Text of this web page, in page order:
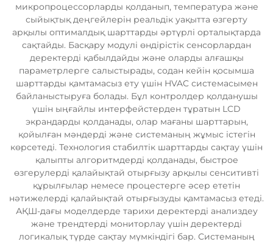
микропроцессорларды қолданып, температура және
сыйықтық деңгейлерін реальдік уақытта өзгерту
арқылы оптималдық шарттарды әртүрлі орталықтарда
сақтайды. Басқару модулі өндірістік сенсорлардан
деректерді қабылдайды және оларды алғашқы
параметрлерге салыстырады, содан кейін қосымша
шарттарды қамтамасыз ету үшін HVAC системасымен
байланыстыруға болады. Бұл контролдер қолданушы
үшін ыңғайлы интерфейстерден тұратын LCD
экрандарды қолданады, олар мағаны шарттарын,
қойылған мәндерді және системаның жұмыс істегін
көрсетеді. Технология стабилтік шарттарды сақтау үшін
қалыпты алгоритмдерді қолданады, быстрое
өзгерулерді қалайықтай отырғызу арқылы сенситивті
құрылғылар немесе процестерге әсер ететін
нәтижелерді қалайықтай отырғызуды қамтамасыз етеді.
АҚШ-дағы моделдерде тарихи деректерді анализдеу
және трендтерді мониторлау үшін деректерді
логикалық түрде сақтау мүмкіндігі бар. Системаның